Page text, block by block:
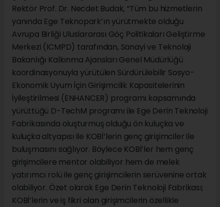
Rektör Prof. Dr. Necdet Budak, “Tüm bu hizmetlerin
yanında Ege Teknopark’ın yürütmekte olduğu
Avrupa Birliği Uluslararası Göç Politikaları Geliştirme
Merkezi (ICMPD) tarafından, Sanayi ve Teknoloji
Bakanlığı Kalkınma Ajansları Genel Müdürlüğü
koordinasyonuyla yürütülen Sürdürülebilir Sosyo-
Ekonomik Uyum İçin Girişimcilik Kapasitelerinin
İyileştirilmesi (ENHANCER) programı kapsamında
yürüttüğü D-TechM programı ile Ege Derin Teknoloji
Fabrikasında oluşturmuş olduğu ön kuluçka ve
kuluçka altyapısı ile KOBİ’lerin genç girişimciler ile
buluşmasını sağlıyor. Böylece KOBİ’ler hem genç
girişimcilere mentor olabiliyor hem de melek
yatırımcı rolü ile genç girişimcilerin serüvenine ortak
olabiliyor. Özet olarak Ege Derin Teknoloji Fabrikası;
KOBİ’lerin ve iş fikri olan girişimcilerin özellikle